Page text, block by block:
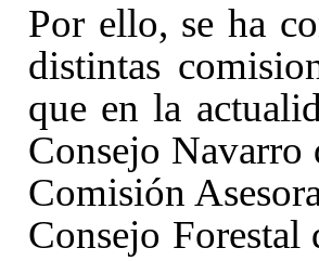
Por ello, se ha
distintas
que en la
Consejo Navarro
Comisión
Consejo